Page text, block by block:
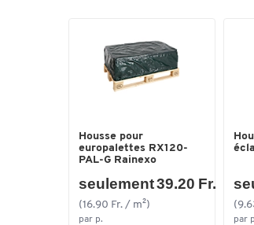
Housse pour
europalettes RX120-
PAL-G Rainexo
seulement 39.20 Fr.
(16.90 Fr. / m²)
par p. par